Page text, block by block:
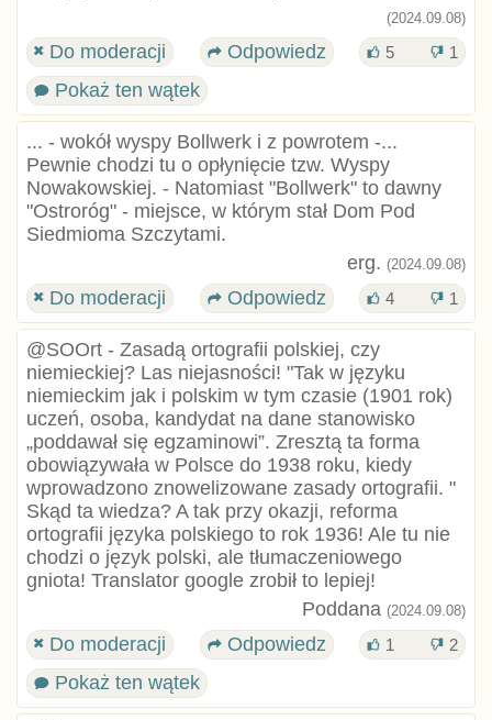
(2024.09.08)
Do moderacji Odpowiedz 5 1
Pokaż ten wątek
... - wokół wyspy Bollwerk i z powrotem -...
Pewnie chodzi tu o opłynięcie tzw. Wyspy
Nowakowskiej. - Natomiast "Bollwerk" to dawny
"Ostroróg" - miejsce, w którym stał Dom Pod
Siedmioma Szczytami.
erg. (2024.09.08)
Do moderacji Odpowiedz 4 1
@SOOrt - Zasadą ortografii polskiej, czy
niemieckiej? Las niejasności! "Tak w języku
niemieckim jak i polskim w tym czasie (1901 rok)
uczeń, osoba, kandydat na dane stanowisko
„poddawał się egzaminowi”. Zresztą ta forma
obowiązywała w Polsce do 1938 roku, kiedy
wprowadzono znowelizowane zasady ortografii. "
Skąd ta wiedza? A tak przy okazji, reforma
ortografii języka polskiego to rok 1936! Ale tu nie
chodzi o język polski, ale tłumaczeniowego
gniota! Translator google zrobił to lepiej!
Poddana (2024.09.08)
Do moderacji Odpowiedz 1 2
Pokaż ten wątek